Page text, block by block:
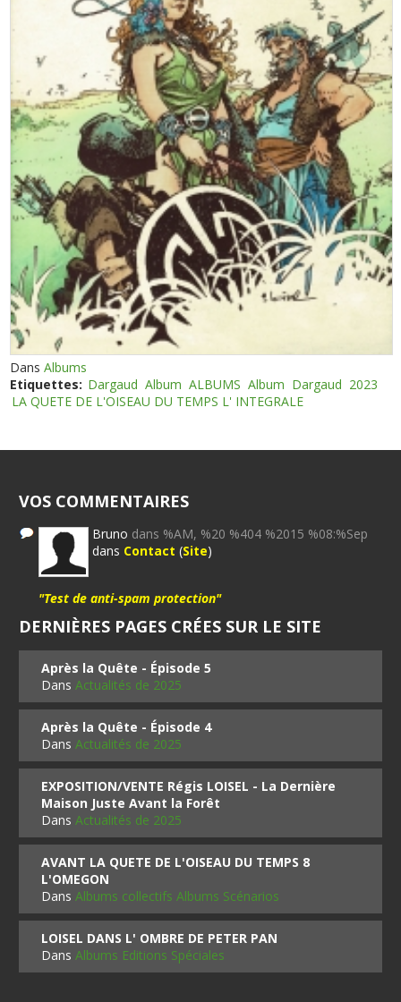
DansAlbums
Etiquettes: Dargaud Album ALBUMS Album Dargaud 2023
LA QUETE DE L'OISEAU DU TEMPS L' INTEGRALE
VOS COMMENTAIRES
Bruno dans %AM, %20 %404 %2015 %08:%Sep
dans Contact (Site)
"Test de anti-spam protection"
DERNIÈRES PAGES CRÉES SUR LE SITE
Après la Quête - Épisode 5
DansActualités de 2025
Après la Quête - Épisode 4
DansActualités de 2025
EXPOSITION/VENTE Régis LOISEL - La Dernière
Maison Juste Avant la Forêt
DansActualités de 2025
AVANT LA QUETE DE L'OISEAU DU TEMPS 8
L'OMEGON
DansAlbums collectifs Albums Scénarios
LOISEL DANS L' OMBRE DE PETER PAN
DansAlbums Editions Spéciales